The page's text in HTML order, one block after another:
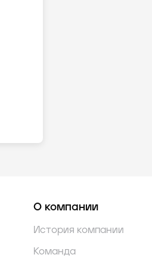
О компании
История компании
Команда